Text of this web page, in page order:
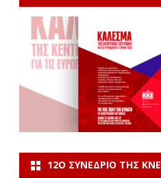
12Ο ΣΥΝΈΔΡΙΟ ΤΗΣ ΚΝΕ